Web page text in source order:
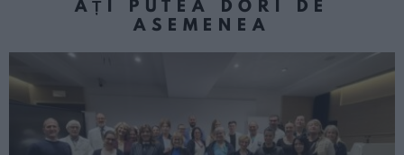
AȚI PUTEA DORI DE
ASEMENEA